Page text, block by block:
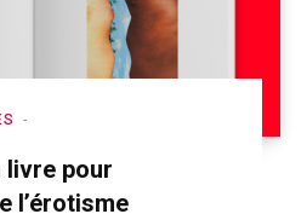
livre pour
l’érotisme